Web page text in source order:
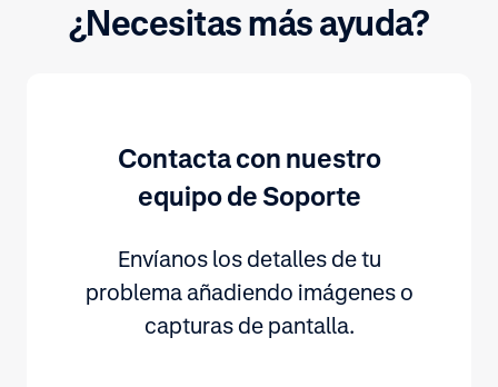
¿Necesitas más ayuda?
Contacta con nuestro
equipo de Soporte
Envíanos los detalles de tu
problema añadiendo imágenes o
capturas de pantalla.